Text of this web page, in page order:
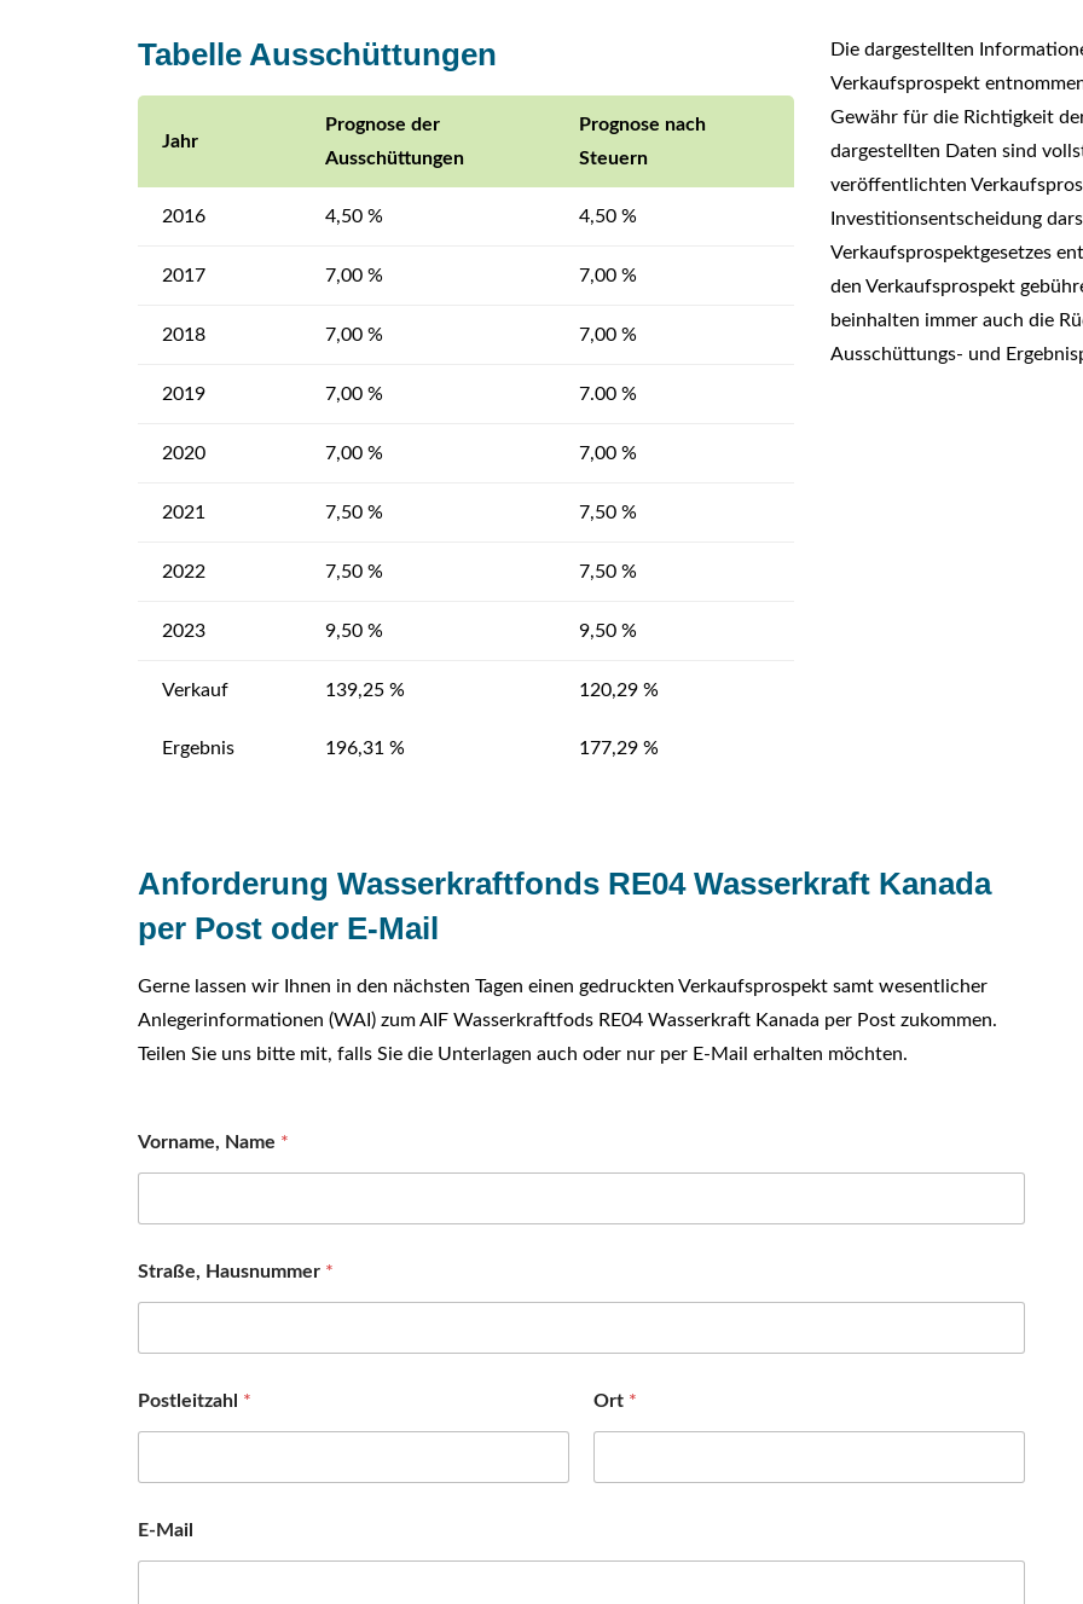
Tabelle Ausschüttungen
Jahr
Prognose der
Ausschüttungen
Prognose nach
Steuern
Ergebnis 196,31 % 177,29 %
2016 4,50 % 4,50 %
2017 7,00 % 7,00 %
2018 7,00 % 7,00 %
2019 7,00 % 7.00 %
2020 7,00 % 7,00 %
2021 7,50 % 7,50 %
2022 7,50 % 7,50 %
2023 9,50 % 9,50 %
Verkauf 139,25 % 120,29 %
Die dargestellten
Verkaufsprospekt
Gewähr für die Richtigkeit
dargestellten Daten sind
veröffentlichten
Investitionsentscheidung
Verkaufsprospektgesetzes
den Verkaufsprospekt
beinhalten immer auch die
Ausschüttungs- und
Anforderung Wasserkraftfonds RE04 Wasserkraft Kanada
per Post oder E-Mail
Gerne lassen wir Ihnen in den nächsten Tagen einen gedruckten Verkaufsprospekt samt wesentlicher
Anlegerinformationen (WAI) zum AIF Wasserkraftfods RE04 Wasserkraft Kanada per Post zukommen.
Teilen Sie uns bitte mit, falls Sie die Unterlagen auch oder nur per E-Mail erhalten möchten.
Vorname, Name *
Straße, Hausnummer *
Postleitzahl * Ort *
E-Mail